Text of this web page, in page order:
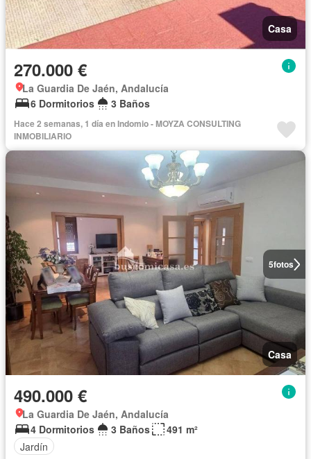
Casa
270.000 €
La Guardia De Jaén, Andalucía
6 Dormitorios
3 Baños
Hace 2 semanas, 1 día en Indomio - MOYZA CONSULTING
INMOBILIARIO
5fotos
Casa
490.000 €
La Guardia De Jaén, Andalucía
4 Dormitorios
3 Baños
491 m²
Jardín